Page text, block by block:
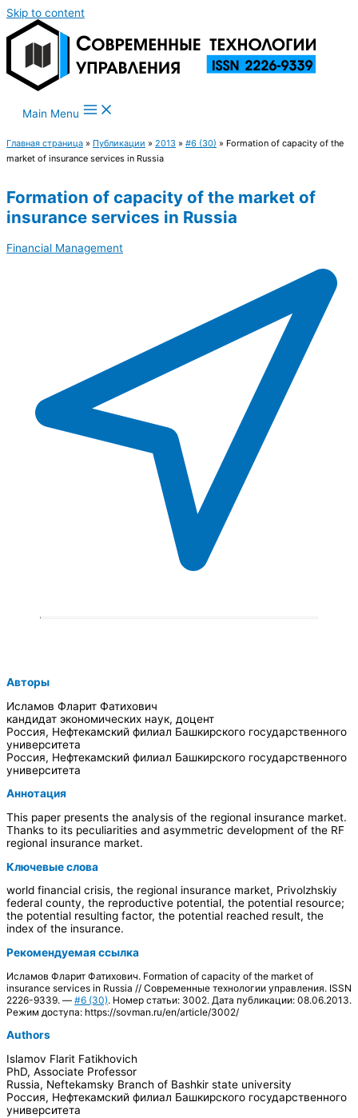
Skip to content
Main Menu
Главная страница » Публикации » 2013 » #6 (30) » Formation of capacity of the
market of insurance services in Russia
Formation of capacity of the market of
insurance services in Russia
Financial Management
Авторы
Исламов Фларит Фатихович
кандидат экономических наук, доцент
Россия, Нефтекамский филиал Башкирского государственного
университета
Россия, Нефтекамский филиал Башкирского государственного
университета
Аннотация
This paper presents the analysis of the regional insurance market.
Thanks to its peculiarities and asymmetric development of the RF
regional insurance market.
Ключевые слова
world financial crisis, the regional insurance market, Privolzhskiy
federal county, the reproductive potential, the potential resource;
the potential resulting factor, the potential reached result, the
index of the insurance.
Рекомендуемая ссылка
Исламов Фларит Фатихович. Formation of capacity of the market of
insurance services in Russia // Современные технологии управления. ISSN
2226-9339. — #6 (30). Номер статьи: 3002. Дата публикации: 08.06.2013.
Режим доступа: https://sovman.ru/en/article/3002/
Authors
Islamov Flarit Fatikhovich
PhD, Associate Professor
Russia, Neftekamsky Branch of Bashkir state university
Россия, Нефтекамский филиал Башкирского государственного
университета